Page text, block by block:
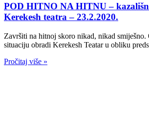
POD HITNO NA HITNU –
Kerekesh teatra – 23.2.2020.
Završiti na hitnoj skoro nikad, nikad smiješno.
situaciju obradi Kerekesh Teatar u obliku
Pročitaj više »